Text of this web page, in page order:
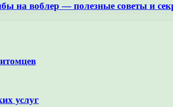
на воблер — полезные советы и
услуг